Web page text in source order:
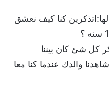
كنا كيف نعشق
كل شئ كان بيننا
والدك عندما كنا معا